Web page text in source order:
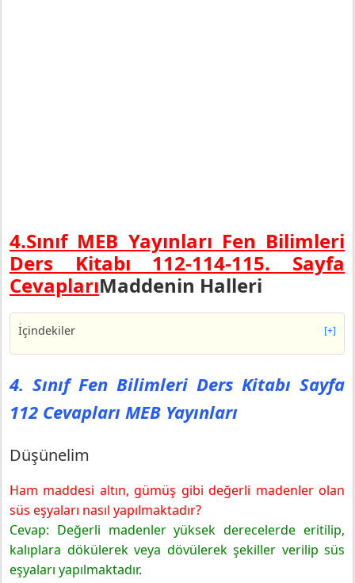
4.Sınıf MEB Yayınları Fen Bilimleri
Ders Kitabı 112-114-115. Sayfa
CevaplarıMaddenin Halleri
İçindekiler [+]
4. Sınıf Fen Bilimleri Ders Kitabı Sayfa 112 Cevapları
MEB Yayınları
Düşünelim
4. Sınıf Fen Bilimleri Ders Kitabı Sayfa 114 Cevapları
Uygulayalım
4. Sınıf Fen Bilimleri Ders Kitabı Sayfa 115 Cevapları
MEB Yayınları
3. Bölüm Sonu Değerlendirme
4. Sınıf Fen Bilimleri Ders Kitabı Sayfa
112 Cevapları MEB Yayınları
Düşünelim
Ham maddesi altın, gümüş gibi değerli madenler olan
süs eşyaları nasıl yapılmaktadır?
Cevap: Değerli madenler yüksek derecelerde eritilip,
kalıplara dökülerek veya dövülerek şekiller verilip süs
eşyaları yapılmaktadır.